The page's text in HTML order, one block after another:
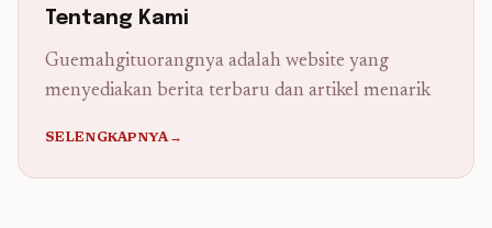
Tentang Kami
Guemahgituorangnya adalah website yang
menyediakan berita terbaru dan artikel menarik
SELENGKAPNYA→